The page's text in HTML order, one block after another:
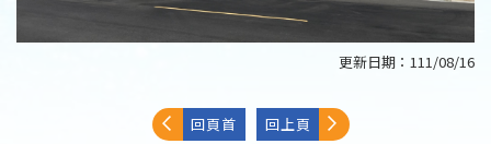
更新日期： 111/08/16
回頁首 回上頁